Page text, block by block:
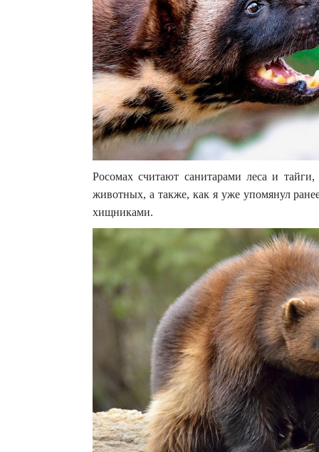
Росомах считают санитарами леса и
животных, а также, как я уже упомянул
хищниками.